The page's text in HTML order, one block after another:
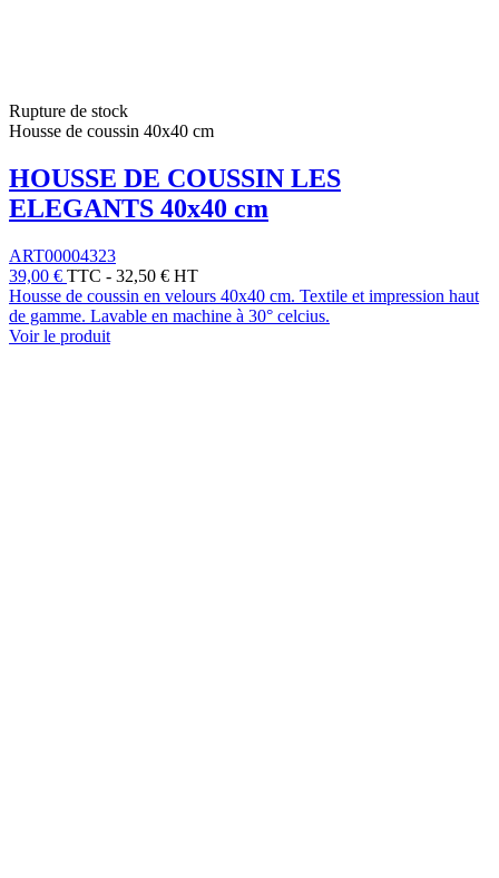
Rupture de stock
Housse de coussin 40x40 cm
HOUSSE DE COUSSIN LES
ELEGANTS 40x40 cm
ART00004323
39,00 € TTC - 32,50 € HT
Housse de coussin en velours 40x40 cm. Textile et impression haut
de gamme. Lavable en machine à 30° celcius.
Voir le produit